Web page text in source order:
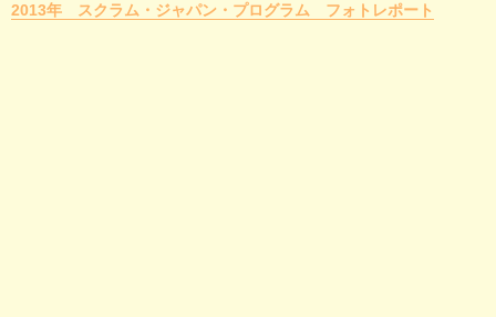
2013年 スクラム・ジャパン・プログラム フォトレポート